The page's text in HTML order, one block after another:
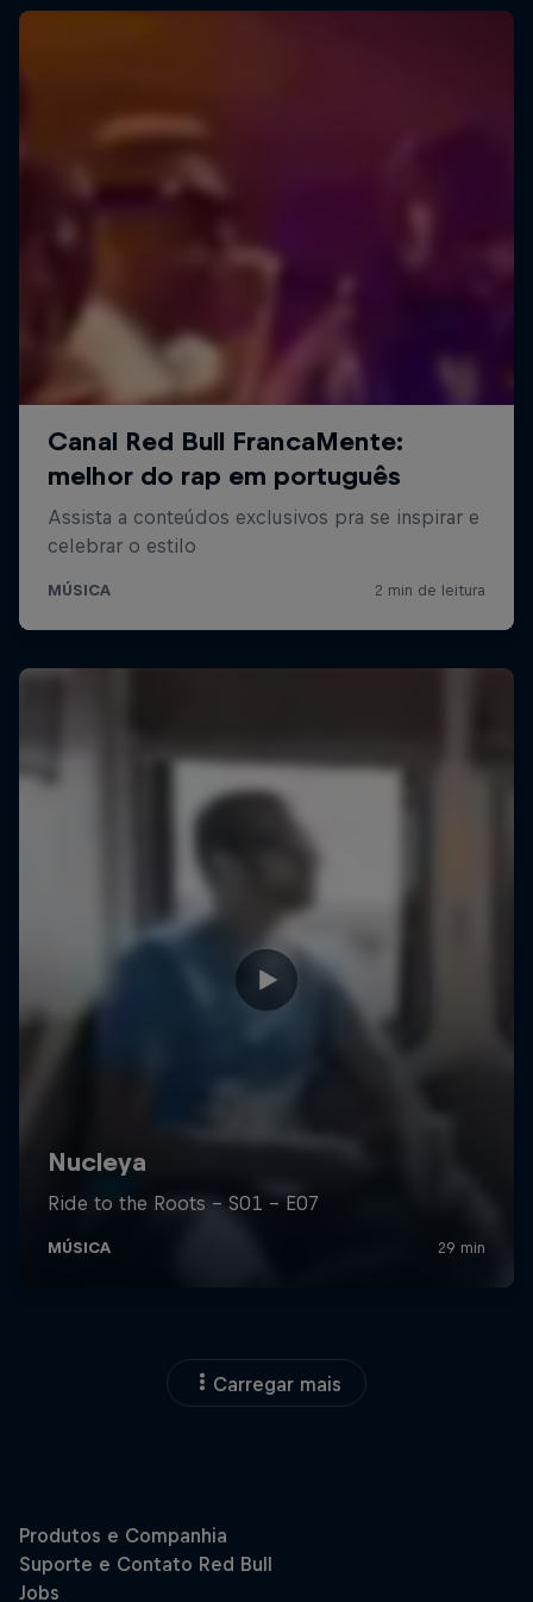
Carregar mais